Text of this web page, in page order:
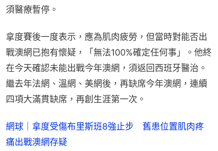
須醫療暫停。
拿度賽後一度表示，應為肌肉疲勞，但當時對能否出
戰澳網已抱有懷疑，「無法100%確定任何事」。他終
在今天確認未能出戰今年澳網，須返回西班牙醫治。
繼去年法網、溫網、美網後，再缺席今年澳網，連續
四項大滿貫缺席，再創生涯第一次。
網球｜拿度受傷布里斯班8強止步 舊患位置肌肉疼
痛出戰澳網存疑